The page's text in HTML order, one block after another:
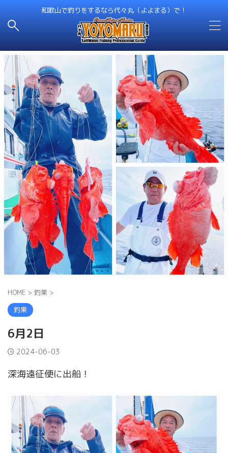
和歌山で釣りをするなら代々丸（よよまる）で！
HOME > 釣果 >
釣果
6月2日
2024-06-03
深海遠征便に出船！